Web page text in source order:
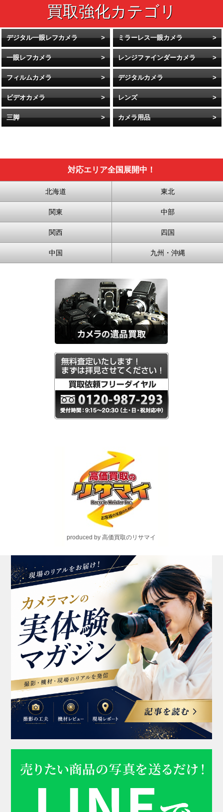
デジタル一眼レフカメラ ミラーレス一眼カメラ
一眼レフカメラ レンジファインダーカメラ
フィルムカメラ デジタルカメラ
ビデオカメラ レンズ
三脚 カメラ用品
対応エリア全国展開中！
北海道 東北
関東 中部
関西 四国
中国 九州・沖縄
produced by 高価買取のリサマイ